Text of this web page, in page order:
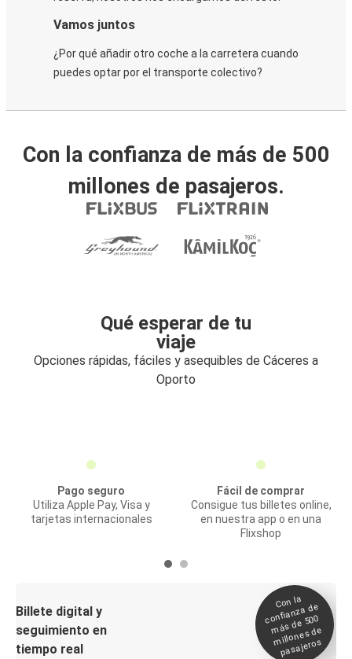
Vamos juntos
¿Por qué añadir otro coche a la carretera cuando
puedes optar por el transporte colectivo?
Con la confianza de más de 500
millones de pasajeros.
Qué esperar de tu
viaje
Opciones rápidas, fáciles y asequibles de Cáceres a
Oporto
Pago seguro
Utiliza Apple Pay, Visa y
tarjetas internacionales
Fácil de comprar
Consigue tus billetes online,
en nuestra app o en una
Flixshop
Billete digital y
seguimiento en
tiempo real
Con la
confianza de
más de 500
millones de
pasajeros